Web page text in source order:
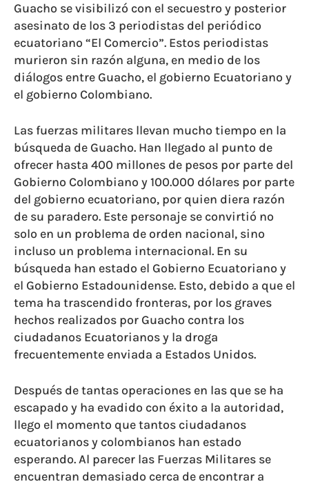
Guacho se visibilizó con el secuestro y posterior
asesinato de los 3 periodistas del periódico
ecuatoriano “El Comercio”. Estos periodistas
murieron sin razón alguna, en medio de los
diálogos entre Guacho, el gobierno Ecuatoriano y
el gobierno Colombiano.
Las fuerzas militares llevan mucho tiempo en la
búsqueda de Guacho. Han llegado al punto de
ofrecer hasta 400 millones de pesos por parte del
Gobierno Colombiano y 100.000 dólares por parte
del gobierno ecuatoriano, por quien diera razón
de su paradero. Este personaje se convirtió no
solo en un problema de orden nacional, sino
incluso un problema internacional. En su
búsqueda han estado el Gobierno Ecuatoriano y
el Gobierno Estadounidense. Esto, debido a que el
tema ha trascendido fronteras, por los graves
hechos realizados por Guacho contra los
ciudadanos Ecuatorianos y la droga
frecuentemente enviada a Estados Unidos.
Después de tantas operaciones en las que se ha
escapado y ha evadido con éxito a la autoridad,
llego el momento que tantos ciudadanos
ecuatorianos y colombianos han estado
esperando. Al parecer las Fuerzas Militares se
encuentran demasiado cerca de encontrar a